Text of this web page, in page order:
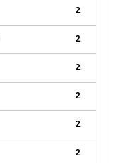
2
2
2
2
2
2